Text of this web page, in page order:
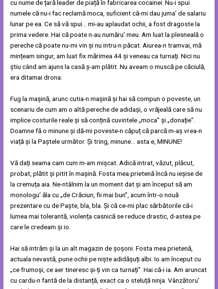
cu nume de țară leader de piață în fabricarea cocainei. Nu-i spui
numele că nu-i fac reclamă moca, suficient că-mi dau juma’ de salariu
lunar pe ea. Ce să vă spui… mi-au aplaudat ochii, a fost dragoste la
prima vedere. Hai că poate n-au număru’ meu. Am luat la plesneală o
pereche că poate nu-mi vin și nu intru-n păcat. Aiurea-n tramvai, mă
mințeam singur, am luat fix mărimea 44 și veneau ca turnați. Nici nu
știu când am ajuns la casă ș-am plătit. Nu aveam o muscă pe căciulă,
era ditamai drona.
Fug la mașină, arunc cutia-n mașină și hai să compun o poveste, un
scenariu de cum am o altă pereche de adidași, o vrăjeală care să nu
implice costurile reale și să conțină cuvintele „moca” și „donație”.
Doamne fă o minune și dă-mi poveste-n căpuț că parcă m-aș vrea-n
viață și la Paștele următor. Și tring, minune… asta e, MINUNE!
Vă dați seama cam cum m-am mișcat. Adică intrat, văzut, plăcut,
probat, plătit și pitit în mașină. Fosta mea prietenă încă nu ieșise de
la cremuța aia. Ne-ntâlnim la un moment dat și am început să am
monologu’ ăla cu „de Crăciun, fii mai bun”, acum într-o nouă
prezentare cu de Paște, bla, bla. Și că ce-mi plac sărbătorile că-i
lumea mai tolerantă, violența casnică se reduce drastic, d-astea pe
care le credeam și io.
Hai să intrăm și la un alt magazin de șoșoni. Fosta mea prietenă,
actuala nevastă, pune ochii pe niște adidășuți albi. Io am început cu
„ce frumoși, ce aer tineresc și-ți vin ca turnați”. Hai că-i ia. Am aruncat
cu cardu-n fantă de la distanță, exact ca o steluță ninja. Vânzătoru’